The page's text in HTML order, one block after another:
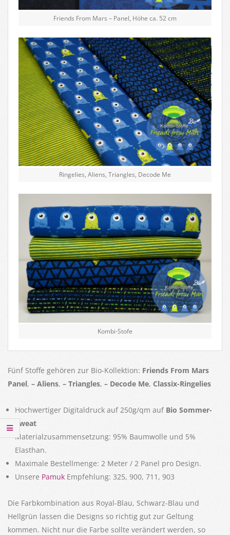
Friends From Mars – Panel, Höhe ca. 52 cm
Ringelies, Aliens, Triangles, Decode Me
Kombi-Stofe
Fünf Stoffe gehören zur Bio-Kollektion: Friends From Mars
Panel, – Aliens, – Triangles, – Decode Me, Classix-Ringelies
Hochwertiger Digitaldruck auf 250g/qm auf Bio Sommer-
Sweat
Materialzusammensetzung: 95% Baumwolle und 5%
Elasthan.
Maximale Bestellmenge: 2 Meter / 2 Panel pro Design.
Unsere Pamuk Empfehlung: 325, 900, 711, 903
Die Farbkombination aus Royal-Blau, Schwarz-Blau und
Hellgrün lassen die Designs so richtig gut zur Geltung
kommen. Nicht nur die Farbe sollte verändert werden, so